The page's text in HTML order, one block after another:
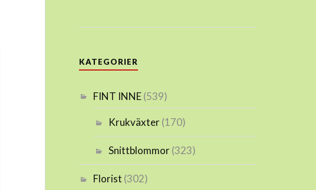
KATEGORIER
FINT INNE(539)
Krukväxter(170)
Snittblommor(323)
Florist (302)